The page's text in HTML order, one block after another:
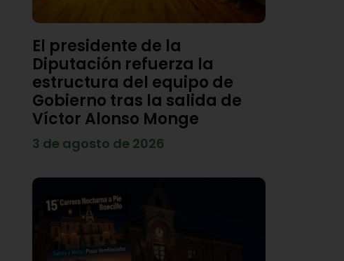
El presidente de la
Diputación refuerza la
estructura del equipo de
Gobierno tras la salida de
Víctor Alonso Monge
3 de agosto de 2026